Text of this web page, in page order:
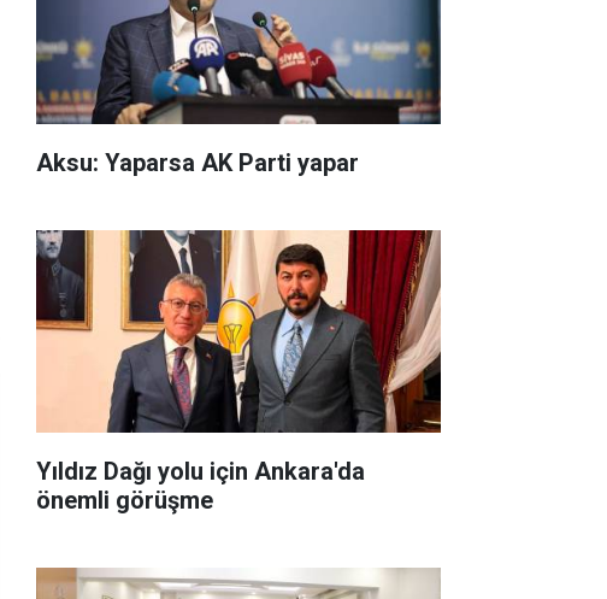
Aksu: Yaparsa AK Parti yapar
Yıldız Dağı yolu için Ankara'da
önemli görüşme